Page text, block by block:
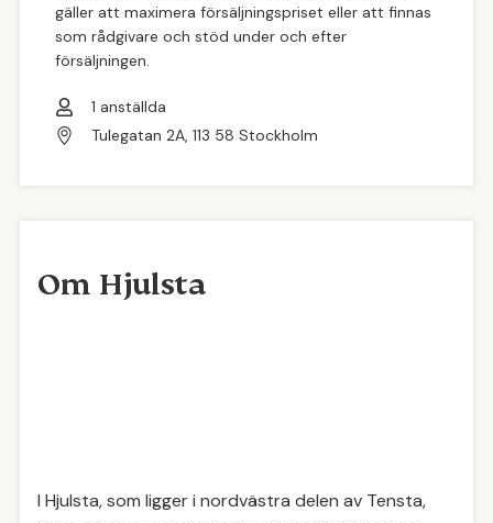
gäller att maximera försäljningspriset eller att finnas
som rådgivare och stöd under och efter
försäljningen.
1 anställda
Tulegatan 2A, 113 58 Stockholm
Om Hjulsta
I Hjulsta, som ligger i nordvästra delen av Tensta,